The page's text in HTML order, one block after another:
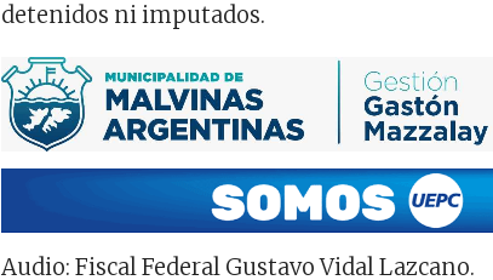
detenidos ni imputados.
Audio: Fiscal Federal Gustavo Vidal Lazcano.